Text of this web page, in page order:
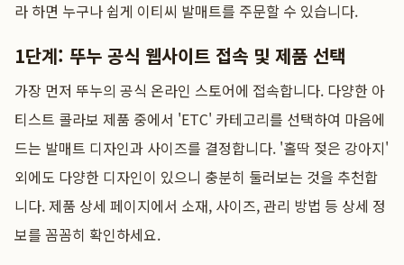
라 하면 누구나 쉽게 이티씨 발매트를 주문할 수 있습니다.
1단계: 뚜누 공식 웹사이트 접속 및 제품 선택
가장 먼저 뚜누의 공식 온라인 스토어에 접속합니다. 다양한 아
티스트 콜라보 제품 중에서 'ETC' 카테고리를 선택하여 마음에
드는 발매트 디자인과 사이즈를 결정합니다. '홀딱 젖은 강아지'
외에도 다양한 디자인이 있으니 충분히 둘러보는 것을 추천합
니다. 제품 상세 페이지에서 소재, 사이즈, 관리 방법 등 상세 정
보를 꼼꼼히 확인하세요.